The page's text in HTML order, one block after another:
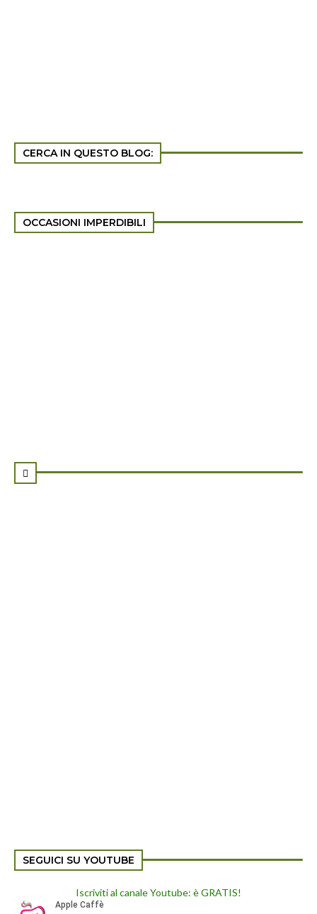
CERCA IN QUESTO BLOG:
OCCASIONI IMPERDIBILI

SEGUICI SU YOUTUBE
Iscriviti al canale Youtube: è GRATIS!